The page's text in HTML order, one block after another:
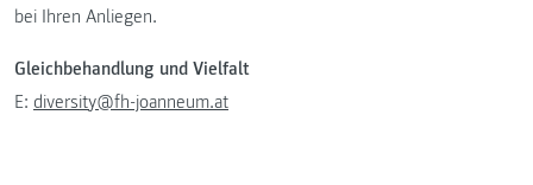
bei Ihren Anliegen.
Gleichbehandlung und Vielfalt
E: diversity@fh-joanneum.at